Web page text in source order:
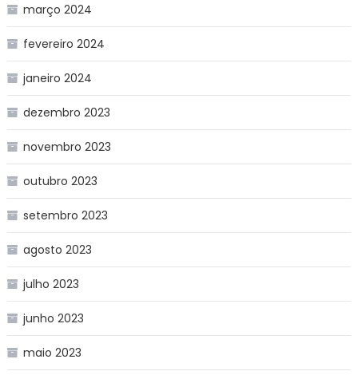
março 2024
fevereiro 2024
janeiro 2024
dezembro 2023
novembro 2023
outubro 2023
setembro 2023
agosto 2023
julho 2023
junho 2023
maio 2023